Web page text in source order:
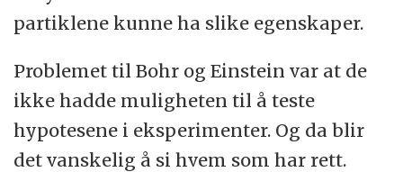
partiklene kunne ha slike egenskaper.
Problemet til Bohr og Einstein var at de
ikke hadde muligheten til å teste
hypotesene i eksperimenter. Og da blir
det vanskelig å si hvem som har rett.